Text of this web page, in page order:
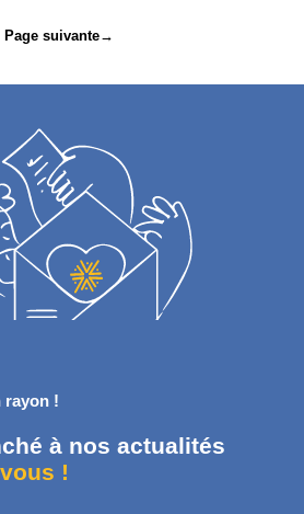
Page suivante→
rayon !
à nos actualités
!